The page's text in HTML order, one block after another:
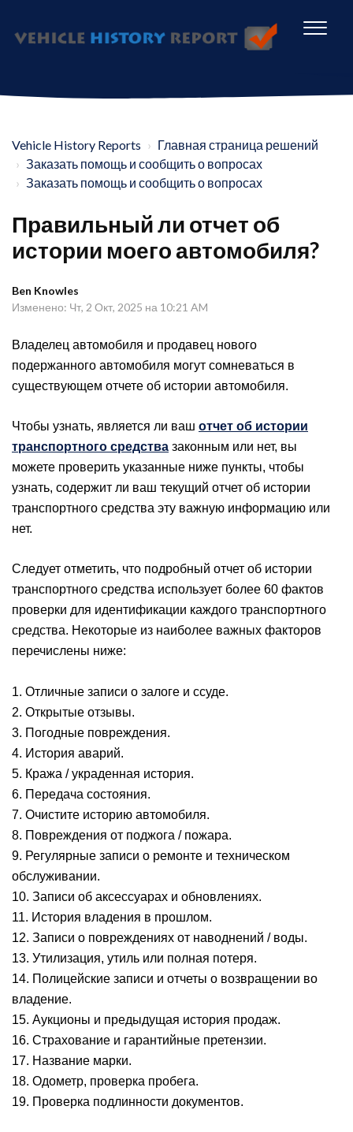
Vehicle History Reports
Главная страница решений
Заказать помощь и сообщить о вопросах
Заказать помощь и сообщить о вопросах
Правильный ли отчет об
истории моего автомобиля?
Ben Knowles
Изменено: Чт, 2 Окт, 2025 на 10:21 AM
Владелец автомобиля и продавец нового
подержанного автомобиля могут сомневаться в
существующем отчете об истории автомобиля.
Чтобы узнать, является ли ваш отчет об истории
транспортного средства законным или нет, вы
можете проверить указанные ниже пункты, чтобы
узнать, содержит ли ваш текущий отчет об истории
транспортного средства эту важную информацию или
нет.
Следует отметить, что подробный отчет об истории
транспортного средства использует более 60 фактов
проверки для идентификации каждого транспортного
средства. Некоторые из наиболее важных факторов
перечислены ниже:
1. Отличные записи о залоге и ссуде.
2. Открытые отзывы.
3. Погодные повреждения.
4. История аварий.
5. Кража / украденная история.
6. Передача состояния.
7. Очистите историю автомобиля.
8. Повреждения от поджога / пожара.
9. Регулярные записи о ремонте и техническом
обслуживании.
10. Записи об аксессуарах и обновлениях.
11. История владения в прошлом.
12. Записи о повреждениях от наводнений / воды.
13. Утилизация, утиль или полная потеря.
14. Полицейские записи и отчеты о возвращении во
владение.
15. Аукционы и предыдущая история продаж.
16. Страхование и гарантийные претензии.
17. Название марки.
18. Одометр, проверка пробега.
19. Проверка подлинности документов.